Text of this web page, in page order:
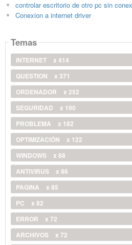
controlar escritorio de otro pc sin
Conexion a internet driver
Temas
INTERNET
x 414
QUESTION
x 371
ORDENADOR
x 252
SEGURIDAD
x 190
PROBLEMA
x 182
OPTIMIZACIÓN
x 122
WINDOWS
x 88
ANTIVIRUS
x 86
PAGINA
x 85
PC
x 82
ERROR
x 72
ARCHIVOS
x 72